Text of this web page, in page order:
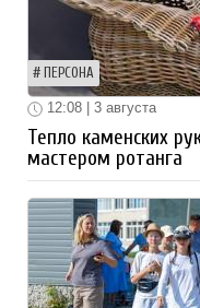
ПЕРСОНА
12:08 | 3 августа
Тепло каменских
мастером ротанга